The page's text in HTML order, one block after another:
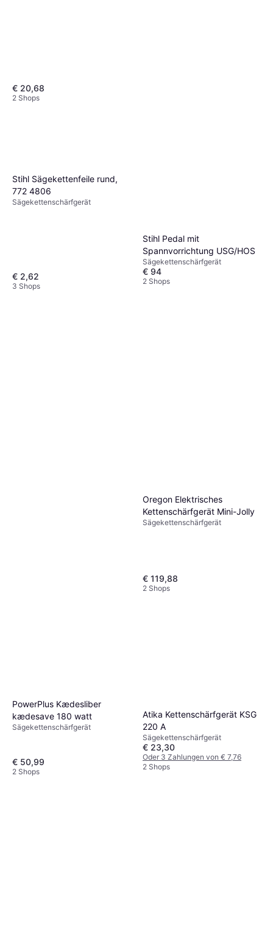
€ 20,68
2 Shops
Stihl Sägekettenfeile rund,
772 4806
Sägekettenschärfgerät
€ 2,62
3 Shops
Stihl Pedal mit
Spannvorrichtung USG/HOS
Sägekettenschärfgerät
€ 94
2 Shops
Oregon Elektrisches
Kettenschärfgerät Mini-Jolly
Sägekettenschärfgerät
€ 119,88
2 Shops
PowerPlus Kædesliber
kædesave 180 watt
Sägekettenschärfgerät
€ 50,99
2 Shops
Atika Kettenschärfgerät KSG
220 A
Sägekettenschärfgerät
€ 23,30
Oder 3 Zahlungen von € 7,76
2 Shops